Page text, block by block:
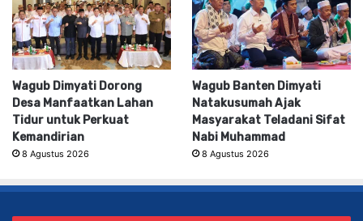
Wagub Dimyati Dorong
Desa Manfaatkan Lahan
Tidur untuk Perkuat
Kemandirian
8 Agustus 2026
Wagub Banten Dimyati
Natakusumah Ajak
Masyarakat Teladani Sifat
Nabi Muhammad
8 Agustus 2026